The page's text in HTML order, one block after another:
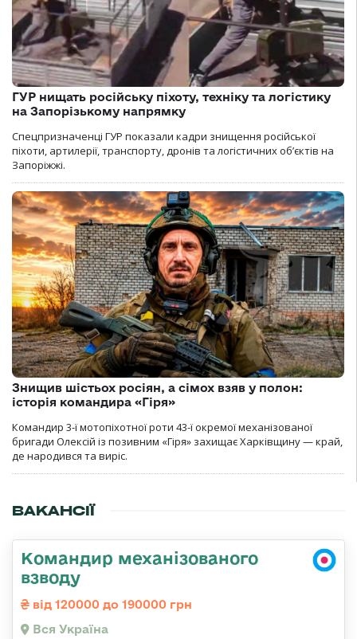
ГУР нищать російську піхоту, техніку та логістику
на Запорізькому напрямку
Спецпризначенці ГУР показали кадри знищення російської
піхоти, артилерії, транспорту, дронів та логістичних об’єктів на
Запоріжжі.
Знищив шістьох росіян, а сімох взяв у полон:
історія командира «Гіря»
Командир 3-ї мотопіхотної роти 43-ї окремої механізованої
бригади Олексій із позивним «Гіря» захищає Харківщину — край,
де народився та виріс.
ВАКАНСІЇ
Командир механізованого
взводу
від 120000 до 190000 грн
Вся Україна